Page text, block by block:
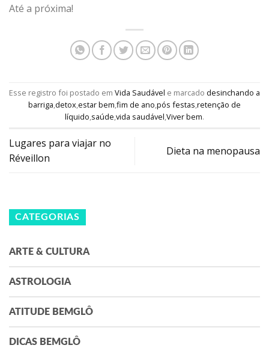
Até a próxima!
Esse registro foi postado em Vida Saudável e marcado desinchando a
barriga,detox,estar bem,fim de ano,pós festas,retenção de
líquido,saúde,vida saudável,Viver bem.
Lugares para viajar no
Réveillon
Dieta na menopausa
CATEGORIAS
ARTE & CULTURA
ASTROLOGIA
ATITUDE BEMGLÔ
DICAS BEMGLÔ